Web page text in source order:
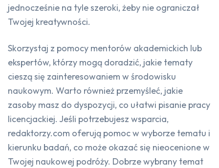
jednocześnie na tyle szeroki, żeby nie ograniczał
Twojej kreatywności.
Skorzystaj z pomocy mentorów akademickich lub
ekspertów, którzy mogą doradzić, jakie tematy
cieszą się zainteresowaniem w środowisku
naukowym. Warto również przemyśleć, jakie
zasoby masz do dyspozycji, co ułatwi pisanie pracy
licencjackiej. Jeśli potrzebujesz wsparcia,
redaktorzy.com oferują pomoc w wyborze tematu i
kierunku badań, co może okazać się nieocenione w
Twojej naukowej podróży. Dobrze wybrany temat